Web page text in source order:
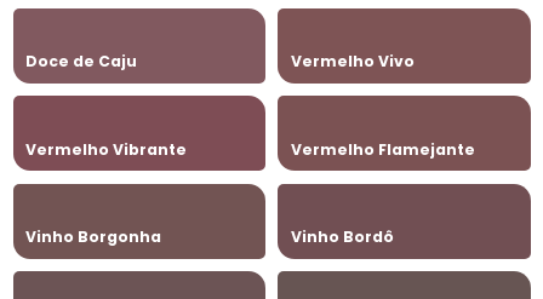
Doce de Caju Vermelho Vivo
Vermelho Vibrante Vermelho Flamejante
Vinho Borgonha Vinho Bordô